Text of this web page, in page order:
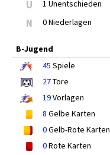
U 1 Unentschieden
N 0 Niederlagen
B-Jugend
45 Spiele
27Tore
19Vorlagen
8 Gelbe Karten
0Gelb-Rote Karten
0Rote Karten